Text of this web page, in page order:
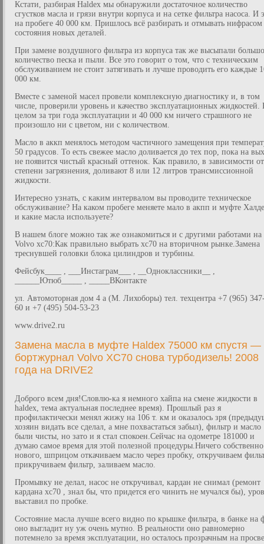
Кстати, разбирая Haldex мы обнаружили достаточное количество
сгустков масла и грязи внутри корпуса и на сетке фильтра насоса. И
на пробеге 40 000 км. Пришлось всё разбирать и отмывать нифрасом
состояния новых деталей.
При замене воздушного фильтра из корпуса так же высыпали
количество песка и пыли. Все это говорит о том, что с техническим
обслуживанием не стоит затягивать и лучше проводить его каждые
000 км.
Вместе с заменой масел провели комплексную диагностику и, в том
числе, проверили уровень и качество эксплуатационных жидкостей.
целом за три года эксплуатации и 40 000 км ничего страшного не
произошло ни с цветом, ни с количеством.
Масло в аккп менялось методом частичного замещения при
50 градусов. То есть свежее масло доливается до тех пор, пока на
не появится чистый красный оттенок. Как правило, в зависимости от
степени загрязнения, доливают 8 или 12 литров трансмиссионной
жидкости.
Интересно узнать, с каким интервалом вы проводите техническое
обслуживание? На каком пробеге меняете мало в акпп и муфте
и какие масла используете?
В нашем блоге можно так же ознакомиться и с другими работами на
Volvo xc70:Как правильно выбрать хс70 на вторичном рынке.Замена
треснувшей головки блока цилиндров и турбины.
Фейсбук____ , ___Инстаграм___ , __Одноклассники__ ,
______Ютюб_____ , _____ВКонтакте
ул. Автомоторная дом 4 а (М. Лихоборы) тел. техцентра +7 (965)
60 и +7 (495) 504-53-23
www.drive2.ru
Замена масла в муфте Haldex 75000 км спустя —
бортжурнал Volvo XC70 снова турбодизель! 2008
года на DRIVE2
Доброго всем дня!Словлю-ка я немного хайпа на смене жидкости в
haldex, тема актуальная последнее время). Прошлый раз я
профилактически менял жижу на 106 т. км и оказалось зря
хозяин видать все сделал, а мне похвастаться забыл), фильтр и масло
были чисты, но зато и я стал спокоен.Сейчас на одометре 181000 и
думаю самое время для этой полезной процедуры.Ничего собственно
нового, шприцом откачиваем масло через пробку, откручиваем
прикручиваем фильтр, заливаем масло.
Промывку не делал, насос не откручивал, кардан не снимал (ремонт
кардана xc70 , знал бы, что придется его чинить не мучался бы),
выставил по пробке.
Состояние масла лучше всего видно по крышке фильтра, в банке на
оно выгладит ну уж очень мутно. В реальности оно равномерно
потемнело за время эксплуатации, но осталось прозрачным на